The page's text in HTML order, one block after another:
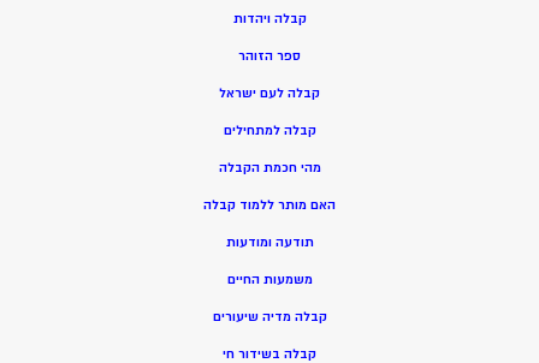
קבלה ויהדות
ספר הזוהר
קבלה לעם ישראל
קבלה למתחילים
מהי חכמת הקבלה
האם מותר ללמוד קבלה
תודעה ומודעות
משמעות החיים
קבלה מדיה שיעורים
קבלה בשידור חי